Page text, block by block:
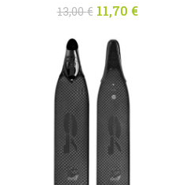
13,00€
Original
13,00 €.
11,70 €